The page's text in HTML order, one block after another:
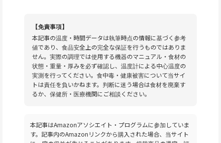
【免責事項】
本記事の温度・時間データは執筆時点の情報に基づく参考
値であり、食品安全上の完全な保証を行うものではありま
せん。実際の調理では使用する機器のマニュアル・食材の
状態・重量・厚みを必ず確認し、温度計による中心温度の
実測を行ってください。食中毒・健康被害について当サイ
トは責任を負いかねます。判断に迷う場合は食材を廃棄す
るか、保健所・医療機関にご相談ください。
本記事はAmazonアソシエイト・プログラムに参加していま
す。記事内のAmazonリンクから購入された場合、当サイト